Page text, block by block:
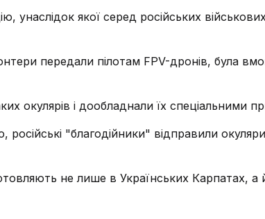
унаслідок якої серед російських
передали пілотам FPV-дронів, була
окулярів і дообладнали їх спеціальними
"благодійники" відправили окуляри
не лише в Українських Карпатах, а